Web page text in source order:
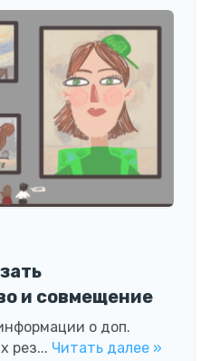
и совмещение
о доп.
рез... Читать далее »